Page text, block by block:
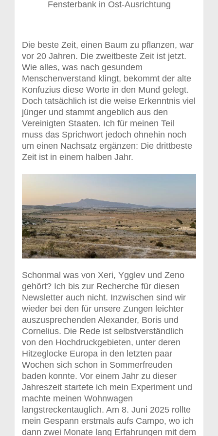
Fensterbank in Ost-Ausrichtung
Die beste Zeit, einen Baum zu pflanzen, war
vor 20 Jahren. Die zweitbeste Zeit ist jetzt.
Wie alles, was nach gesundem
Menschenverstand klingt, bekommt der alte
Konfuzius diese Worte in den Mund gelegt.
Doch tatsächlich ist die weise Erkenntnis viel
jünger und stammt angeblich aus den
Vereinigten Staaten. Ich für meinen Teil
muss das Sprichwort jedoch ohnehin noch
um einen Nachsatz ergänzen: Die drittbeste
Zeit ist in einem halben Jahr.
Schonmal was von Xeri, Ygglev und Zeno
gehört? Ich bis zur Recherche für diesen
Newsletter auch nicht. Inzwischen sind wir
wieder bei den für unsere Zungen leichter
auszusprechenden Alexander, Boris und
Cornelius. Die Rede ist selbstverständlich
von den Hochdruckgebieten, unter deren
Hitzeglocke Europa in den letzten paar
Wochen sich schon in Sommerfreuden
baden konnte. Vor einem Jahr zu dieser
Jahreszeit startete ich mein Experiment und
machte meinen Wohnwagen
langstreckentauglich. Am 8. Juni 2025 rollte
mein Gespann erstmals aufs Campo, wo ich
dann zwei Monate lang Erfahrungen mit dem